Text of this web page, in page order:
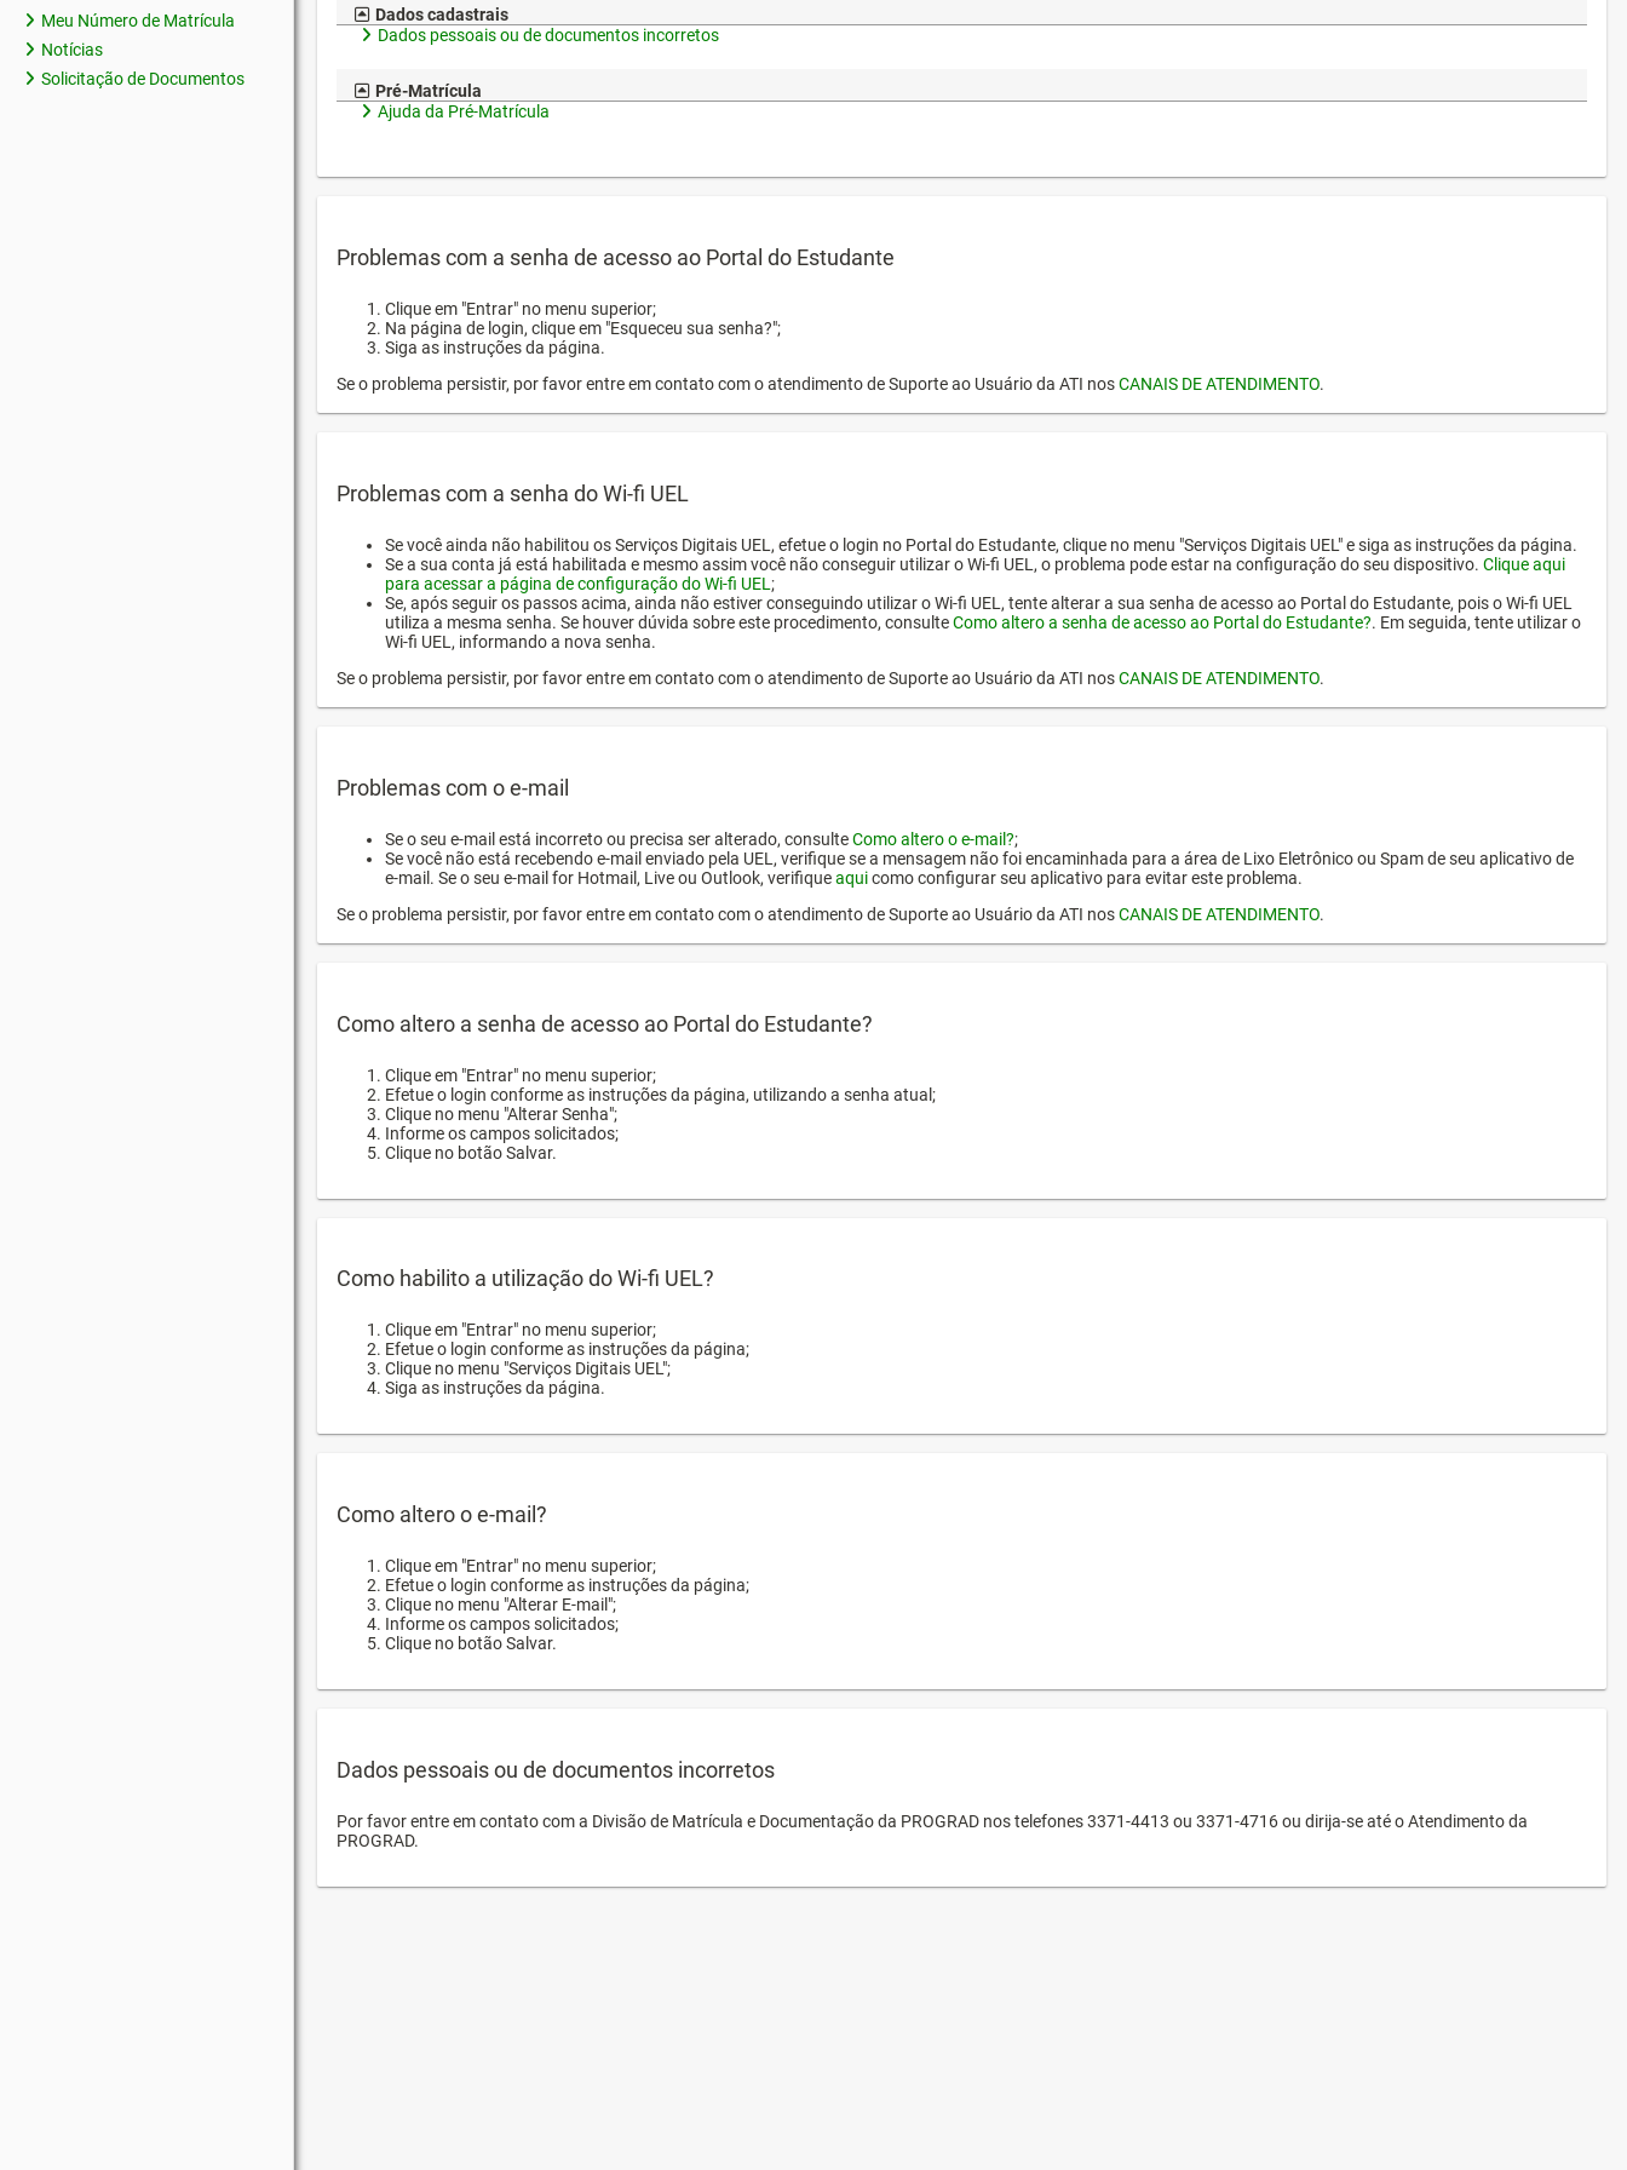
Meu Número de Matrícula
Notícias
Solicitação de Documentos
Dados cadastrais
Dados pessoais ou de documentos incorretos
Pré-Matrícula
Ajuda da Pré-Matrícula
Problemas com a senha de acesso ao Portal do Estudante
Clique em "Entrar" no menu superior;
Na página de login, clique em "Esqueceu sua senha?";
Siga as instruções da página.
Se o problema persistir, por favor entre em contato com o atendimento de Suporte ao Usuário da ATI nosCANAIS DE ATENDIMENTO.
Problemas com a senha do Wi-fi UEL
Se você ainda não habilitou os Serviços Digitais UEL, efetue o login no Portal do Estudante, clique no menu "Serviços Digitais UEL" e siga as instruções da página.
Se a sua conta já está habilitada e mesmo assim você não conseguir utilizar o Wi-fi UEL, o problema pode estar na configuração do seu dispositivo. Clique aqui
para acessar a página de configuração do Wi-fi UEL ;
Se, após seguir os passos acima, ainda não estiver conseguindo utilizar o Wi-fi UEL, tente alterar a sua senha de acesso ao Portal do Estudante, pois o Wi-fi UEL
utiliza a mesma senha. Se houver dúvida sobre este procedimento, consulteComo altero a senha de acesso ao Portal do Estudante?. Em seguida, tente utilizar o
Wi-fi UEL, informando a nova senha.
Se o problema persistir, por favor entre em contato com o atendimento de Suporte ao Usuário da ATI nosCANAIS DE ATENDIMENTO.
Problemas com o e-mail
Se o seu e-mail está incorreto ou precisa ser alterado, consulteComo altero o e-mail?;
Se você não está recebendo e-mail enviado pela UEL, verifique se a mensagem não foi encaminhada para a área de Lixo Eletrônico ou Spam de seu aplicativo de
e-mail. Se o seu e-mail for Hotmail, Live ou Outlook, verifiqueaquicomo configurar seu aplicativo para evitar este problema.
Se o problema persistir, por favor entre em contato com o atendimento de Suporte ao Usuário da ATI nosCANAIS DE ATENDIMENTO.
Como altero a senha de acesso ao Portal do Estudante?
Clique em "Entrar" no menu superior;
Efetue o login conforme as instruções da página, utilizando a senha atual;
Clique no menu "Alterar Senha";
Informe os campos solicitados;
Clique no botão Salvar.
Como habilito a utilização do Wi-fi UEL?
Clique em "Entrar" no menu superior;
Efetue o login conforme as instruções da página;
Clique no menu "Serviços Digitais UEL";
Siga as instruções da página.
Como altero o e-mail?
Clique em "Entrar" no menu superior;
Efetue o login conforme as instruções da página;
Clique no menu "Alterar E-mail";
Informe os campos solicitados;
Clique no botão Salvar.
Dados pessoais ou de documentos incorretos
Por favor entre em contato com a Divisão de Matrícula e Documentação da PROGRAD nos telefones 3371-4413 ou 3371-4716 ou dirija-se até o Atendimento da
PROGRAD.